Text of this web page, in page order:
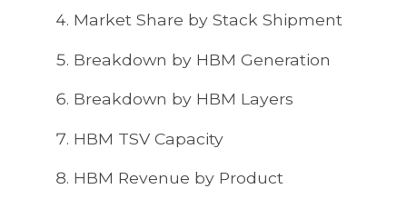
Market Share by Stack Shipment
Breakdown by HBM Generation
Breakdown by HBM Layers
HBM TSV Capacity
HBM Revenue by Product